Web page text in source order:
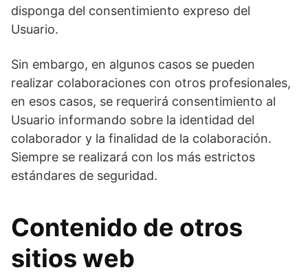
disponga del consentimiento expreso del
Usuario.
Sin embargo, en algunos casos se pueden
realizar colaboraciones con otros profesionales,
en esos casos, se requerirá consentimiento al
Usuario informando sobre la identidad del
colaborador y la finalidad de la colaboración.
Siempre se realizará con los más estrictos
estándares de seguridad.
Contenido de otros
sitios web